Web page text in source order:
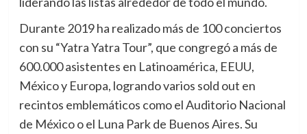
Durante 2019 ha realizado más de 100 conciertos
con su “Yatra Yatra Tour”, que congregó a más de
600.000 asistentes en Latinoamérica, EEUU,
México y Europa, logrando varios sold out en
recintos emblemáticos como el Auditorio Nacional
de México o el Luna Park de Buenos Aires. Su